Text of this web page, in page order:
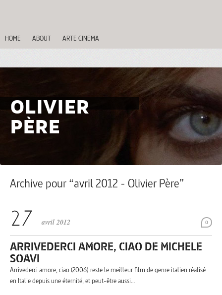
HOME ABOUT ARTE CINEMA
OLIVIER
PÈRE
Archive pour “avril 2012 - Olivier Père”
0
avril 2012
ARRIVEDERCI AMORE, CIAO DE MICHELE
SOAVI
Arrivederci amore, ciao (2006) reste le meilleur film de genre italien réalisé
en Italie depuis une éternité, et peut-être aussi…